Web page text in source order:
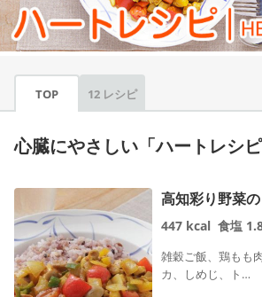
TOP 12 レシピ
心臓にやさしい「ハートレシピ
高知彩り野菜
447 kcal 食塩
雑穀ご飯、鶏もも
カ、しめじ、ト…